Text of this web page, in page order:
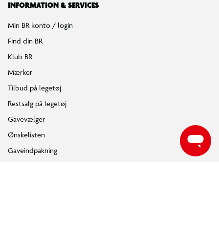
opfinde deres egne fantasifulde eventyr.
LEGO® Gabbys dukkehus Gabbys klodsbyggede kattevenner
INFORMATION & SERVICES
Min BR konto / login
Find din BR
Klub BR
Mærker
Tilbud på legetøj
Restsalg på legetøj
Gavevælger
Ønskelisten
Gaveindpakning